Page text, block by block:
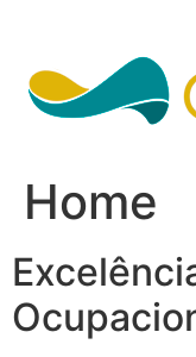
conteúdo
Home